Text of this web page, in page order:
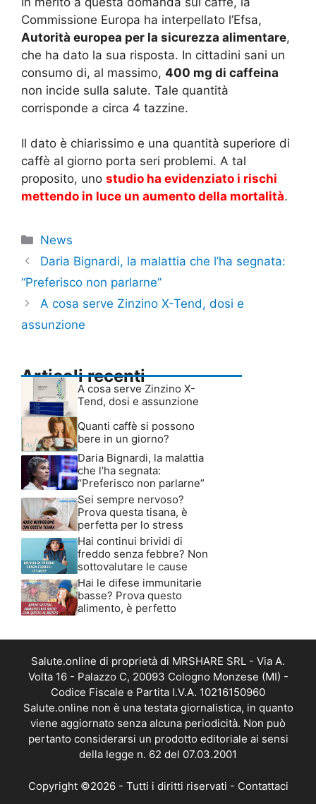
Commissione Europa ha interpellato l’Efsa,
Autorità europea per la sicurezza alimentare,
che ha dato la sua risposta. In cittadini sani un
consumo di, al massimo, 400 mg di caffeina
non incide sulla salute. Tale quantità
corrisponde a circa 4 tazzine.
Il dato è chiarissimo e una quantità superiore di
caffè al giorno porta seri problemi. A tal
proposito, uno studio ha evidenziato i rischi
mettendo in luce un aumento della mortalità.
Categorie
News
Daria Bignardi, la malattia che l’ha segnata:
“Preferisco non parlarne”
A cosa serve Zinzino X-Tend, dosi e
assunzione
Articoli recenti
A cosa serve Zinzino X-
Tend, dosi e assunzione
Quanti caffè si possono
bere in un giorno?
Daria Bignardi, la malattia
che l’ha segnata:
“Preferisco non parlarne”
Sei sempre nervoso?
Prova questa tisana, è
perfetta per lo stress
Hai continui brividi di
freddo senza febbre? Non
sottovalutare le cause
Hai le difese immunitarie
basse? Prova questo
alimento, è perfetto
Salute.online di proprietà di MRSHARE SRL - Via A.
Volta 16 - Palazzo C, 20093 Cologno Monzese (MI) -
Codice Fiscale e Partita I.V.A. 10216150960
Salute.online non è una testata giornalistica, in quanto
viene aggiornato senza alcuna periodicità. Non può
pertanto considerarsi un prodotto editoriale ai sensi
della legge n. 62 del 07.03.2001
Copyright ©2026 - Tutti i diritti riservati - Contattaci